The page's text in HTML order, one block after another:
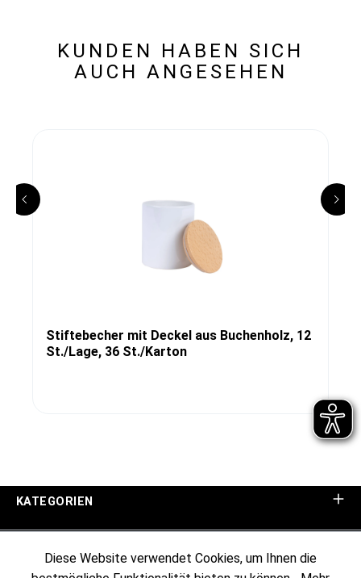
KUNDEN HABEN SICH
AUCH ANGESEHEN
Stiftebecher mit Deckel aus Buchenholz, 12
St./Lage, 36 St./Karton
KATEGORIEN
Diese Website verwendet Cookies, um Ihnen die